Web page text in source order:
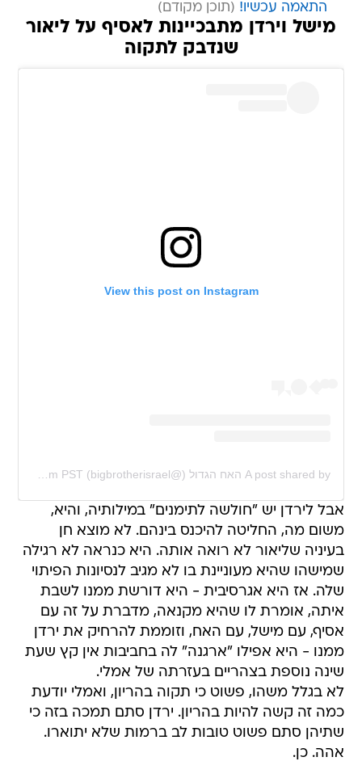
התאמה עכשיו!
מישל וירדן מתבכיינות לאסיף על ליאור
שנדבק לתקוה
View this post on Instagram
A post shared by האח הגדול (@bigbrotherisrael) Jan 3, 2020 at 2:34pm PST
אבל לירדן יש "חולשה לתימנים" במילותיה, והיא,
משום מה, החליטה להיכנס בינהם. לא מוצא חן
בעיניה שליאור לא רואה אותה. היא כנראה לא רגילה
שמישהו שהיא מעוניינת בו לא מגיב לנסיונות הפיתוי
שלה. אז היא אגרסיבית - היא דורשת ממנו לשבת
איתה, אומרת לו שהיא מקנאה, מדברת על זה עם
אסיף, עם מישל, עם האח, וזוממת להרחיק את ירדן
ממנו - היא אפילו "ארגנה" לה בחביבות אין קץ שעת
שינה נוספת בצהריים בעזרתה של אמלי.
לא בגלל משהו, פשוט כי תקוה בהריון, ואמלי יודעת
כמה זה קשה להיות בהריון. ירדן סתם תמכה בזה כי
שתיהן סתם פשוט טובות לב ברמות שלא יתוארו.
אהה. כן.